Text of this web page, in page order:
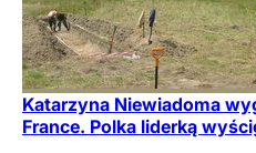
Katarzyna Niewiadoma
France. Polka liderką